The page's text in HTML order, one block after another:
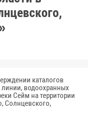
каталогов
линии, водоохранных
Сейм на территории
Солнцевского,